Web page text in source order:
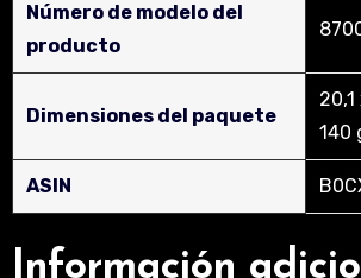
Número de modelo del
producto
Dimensiones del paquete
‎20,1
140
ASIN
Información